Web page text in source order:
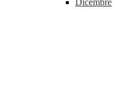
Dicembre